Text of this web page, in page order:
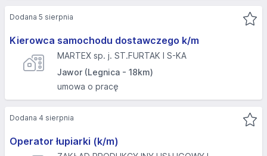
Kierowca samochodu dostawczego k/m
MARTEX sp. j. ST.FURTAK I S-KA
Jawor (Legnica - 18km)
umowa o pracę
Dodana 5 sierpnia
Operator łupiarki (k/m)
Dodana 4 sierpnia